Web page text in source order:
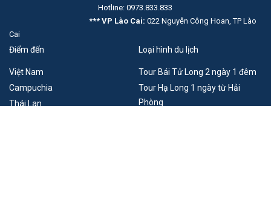
Hotline: 0973.833.833
*** VP Lào Cai: 022 Nguyễn Công Hoan, TP Lào
Cai
Điểm đến
Việt Nam
Campuchia
Thái Lan
Loại hình du lịch
Tour Bái Tử Long 2 ngày 1 đêm
Tour Hạ Long 1 ngày từ Hải
Phòng